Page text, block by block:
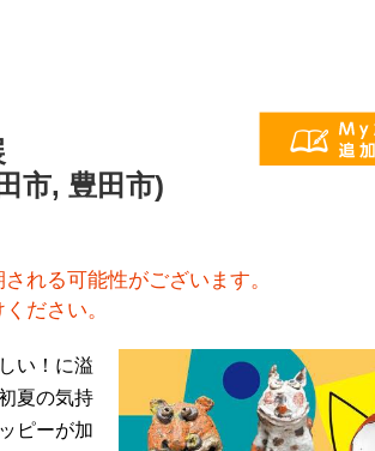
市, 豊田市)
れる可能性がございます。
ださい。
い！に溢
夏の気持
ピーが加